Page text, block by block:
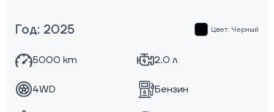
Год: 2025 Цвет: Черный
5000 km 2.0 л
4WD Бензин